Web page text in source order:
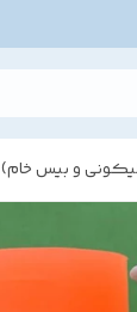
و بیس خام)